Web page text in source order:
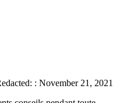
: November 21, 2021